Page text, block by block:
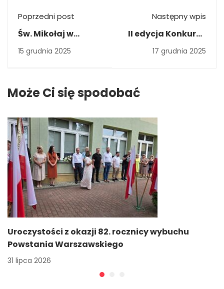
Poprzedni post
Św. Mikołaj w
Mechaniku
15 grudnia 2025
Następny wpis
II edycja Konkursu
Motoryzacyjnego
17 grudnia 2025
Może Ci się spodobać
Uroczystości z okazji 82. rocznicy wybuchu
Powstania Warszawskiego
31 lipca 2026